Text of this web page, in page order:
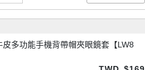
皮多功能手機背帶帽夾眼鏡套【LW8